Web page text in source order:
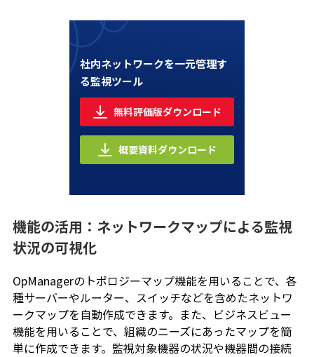
社内ネットワークを一元管理す
る監視ツール
無料評価版ダウンロード
概要資料ダウンロード
機能の活用：ネットワークマップによる監視
状況の可視化
OpManagerのトポロジーマップ機能を用いることで、各
種サーバーやルーター、スイッチなどを含めたネットワ
ークマップを自動作成できます。また、ビジネスビュー
機能を用いることで、組織のニーズにあったマップを簡
単に作成できます。監視対象機器の状況や機器間の接続